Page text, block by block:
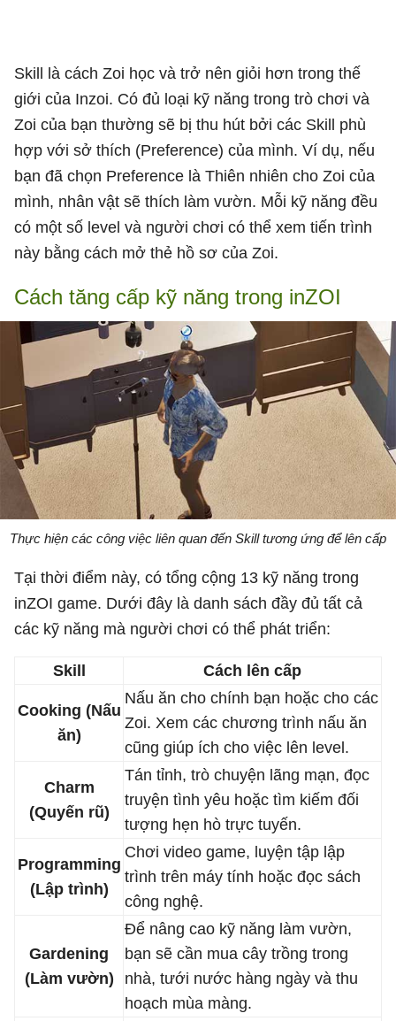
Skill là cách Zoi học và trở nên giỏi hơn trong thế
giới của Inzoi. Có đủ loại kỹ năng trong trò chơi và
Zoi của bạn thường sẽ bị thu hút bởi các Skill phù
hợp với sở thích (Preference) của mình. Ví dụ, nếu
bạn đã chọn Preference là Thiên nhiên cho Zoi của
mình, nhân vật sẽ thích làm vườn. Mỗi kỹ năng đều
có một số level và người chơi có thể xem tiến trình
này bằng cách mở thẻ hồ sơ của Zoi.
Cách tăng cấp kỹ năng trong inZOI
Thực hiện các công việc liên quan đến Skill tương ứng để lên cấp
Tại thời điểm này, có tổng cộng 13 kỹ năng trong
inZOI game. Dưới đây là danh sách đầy đủ tất cả
các kỹ năng mà người chơi có thể phát triển:
Skill Cách lên cấp
Cooking (Nấu
ăn)
Nấu ăn cho chính bạn hoặc cho các
Zoi. Xem các chương trình nấu ăn
cũng giúp ích cho việc lên level.
Charm
(Quyến rũ)
Tán tỉnh, trò chuyện lãng mạn, đọc
truyện tình yêu hoặc tìm kiếm đối
tượng hẹn hò trực tuyến.
Programming
(Lập trình)
Chơi video game, luyện tập lập
trình trên máy tính hoặc đọc sách
công nghệ.
Gardening
(Làm vườn)
Để nâng cao kỹ năng làm vườn,
bạn sẽ cần mua cây trồng trong
nhà, tưới nước hàng ngày và thu
hoạch mùa màng.